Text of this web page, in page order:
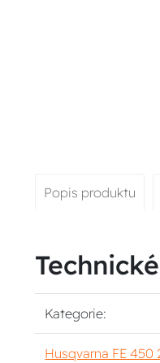
Popis produktu
Kategorie:
Husqvarna FE 450